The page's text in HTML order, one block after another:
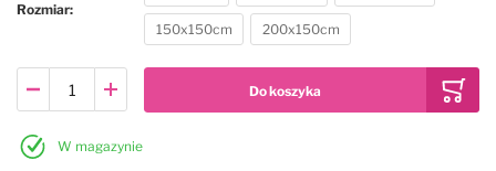
Rozmiar
150x150cm 200x150cm
W magazynie